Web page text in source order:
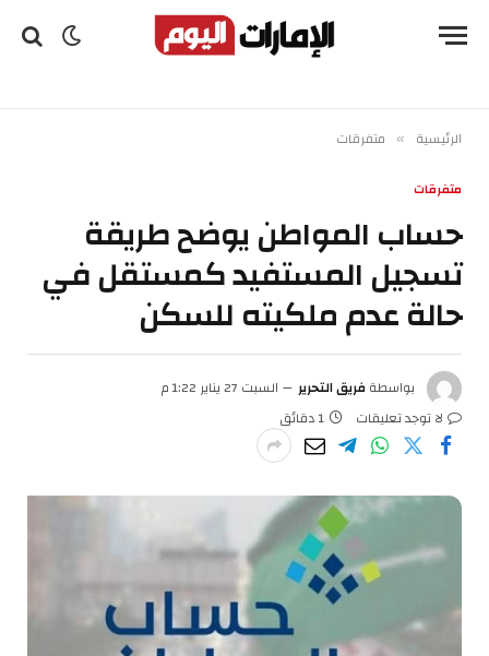
الرئيسية » متفرقات
متفرقات
حساب المواطن يوضح طريقة
تسجيل المستفيد كمستقل في
حالة عدم ملكيته للسكن
بواسطةفريق التحرير
السبت 27 يناير 1:22 م
لا توجد تعليقات
1 دقائق